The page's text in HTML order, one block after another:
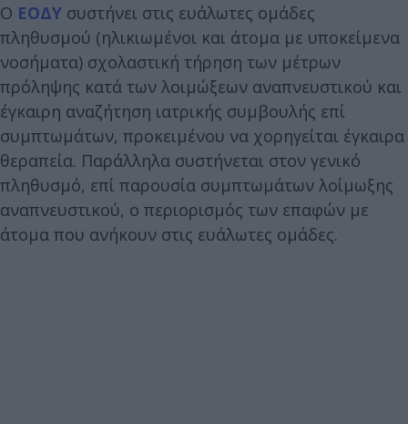
Ο ΕΟΔΥ συστήνει στις ευάλωτες ομάδες
πληθυσμού (ηλικιωμένοι και άτομα με υποκείμενα
νοσήματα) σχολαστική τήρηση των μέτρων
πρόληψης κατά των λοιμώξεων αναπνευστικού και
έγκαιρη αναζήτηση ιατρικής συμβουλής επί
συμπτωμάτων, προκειμένου να χορηγείται έγκαιρα
θεραπεία. Παράλληλα συστήνεται στον γενικό
πληθυσμό, επί παρουσία συμπτωμάτων λοίμωξης
αναπνευστικού, ο περιορισμός των επαφών με
άτομα που ανήκουν στις ευάλωτες ομάδες.